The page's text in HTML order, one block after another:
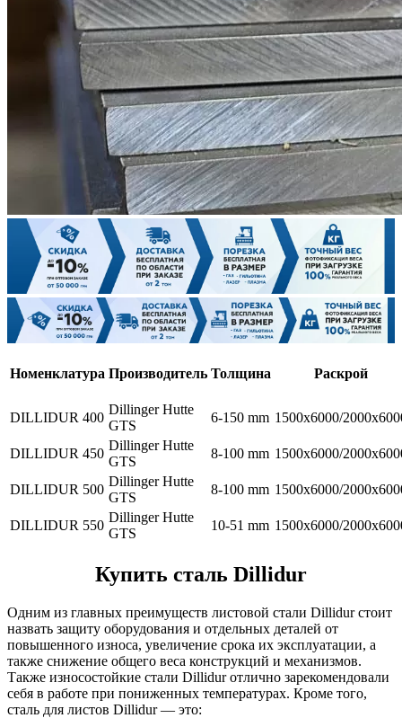
Номенклатура Производитель Толщина Раскрой
DILLIDUR 400
Dillinger Hutte
GTS
6-150 mm 1500x6000/
DILLIDUR 450
Dillinger Hutte
GTS
8-100 mm 1500x6000/
DILLIDUR 500
Dillinger Hutte
GTS
8-100 mm 1500x6000/
DILLIDUR 550
Dillinger Hutte
GTS
10-51 mm 1500x6000/
Купить сталь Dillidur
Одним из главных преимуществ листовой стали Dillidur стоит
назвать защиту оборудования и отдельных деталей от
повышенного износа, увеличение срока их эксплуатации, а
также снижение общего веса конструкций и механизмов.
Также износостойкие стали Dillidur отлично зарекомендовали
себя в работе при пониженных температурах. Кроме того,
сталь для листов Dillidur — это: